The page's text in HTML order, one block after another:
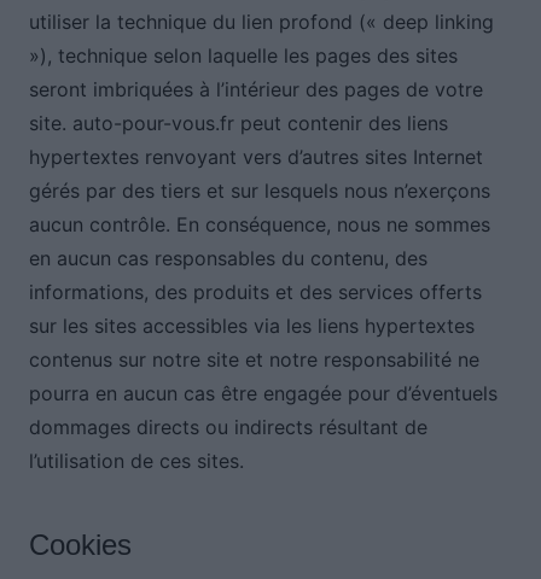
utiliser la technique du lien profond (« deep linking
»), technique selon laquelle les pages des sites
seront imbriquées à l’intérieur des pages de votre
site. auto-pour-vous.fr peut contenir des liens
hypertextes renvoyant vers d’autres sites Internet
gérés par des tiers et sur lesquels nous n’exerçons
aucun contrôle. En conséquence, nous ne sommes
en aucun cas responsables du contenu, des
informations, des produits et des services offerts
sur les sites accessibles via les liens hypertextes
contenus sur notre site et notre responsabilité ne
pourra en aucun cas être engagée pour d’éventuels
dommages directs ou indirects résultant de
l’utilisation de ces sites.
Cookies